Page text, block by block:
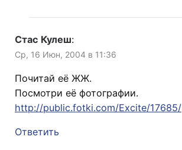
Стас Кулеш:
Ср, 16 Июн, 2004 в 11:36
Почитай её ЖЖ.
Посмотри её фотографии.
http://public.fotki.com/Excite/17685/
Ответить